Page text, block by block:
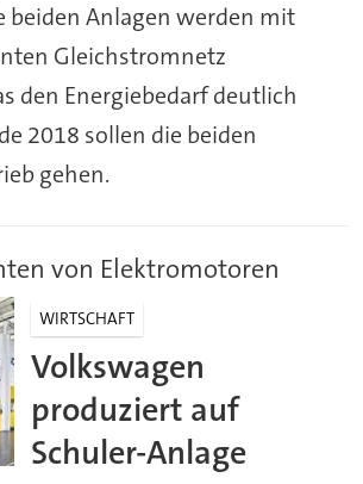
beiden Anlagen werden mit
Gleichstromnetz
den Energiebedarf deutlich
2018 sollen die beiden
gehen.
von Elektromotoren
WIRTSCHAFT
Volkswagen
produziert auf
Schuler-Anlage